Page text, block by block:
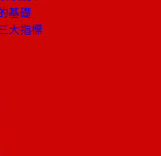
基礎
大指標